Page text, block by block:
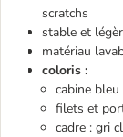
scratchs
stable et
matériau
coloris :
cabine
filets et
cadre : gri